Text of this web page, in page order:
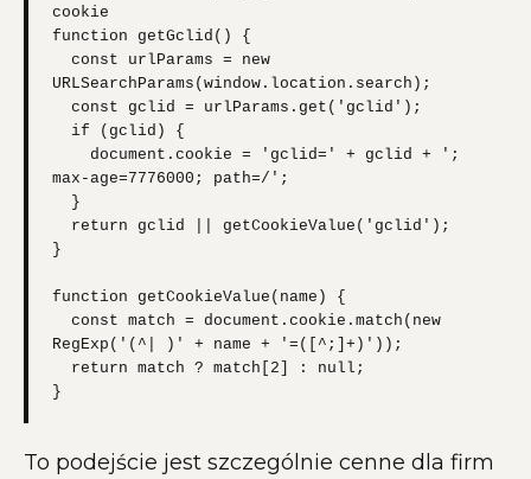
cookie
function getGclid() {
URLSearchParams(window.location.search);
max-age=7776000; path=/';
}
function getCookieValue(name) {
RegExp('(^| )' + name + '=([^;]+)'));
}
To podejście jest szczególnie cenne dla firm